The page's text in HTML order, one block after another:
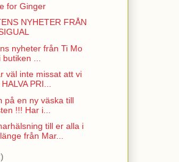
for Ginger
NYHETER FRÅN
nyheter från Ti Mo
butiken ...
väl inte missat att vi
PRI...
på en ny väska till
!!! Har i...
till er alla i
från Mar...